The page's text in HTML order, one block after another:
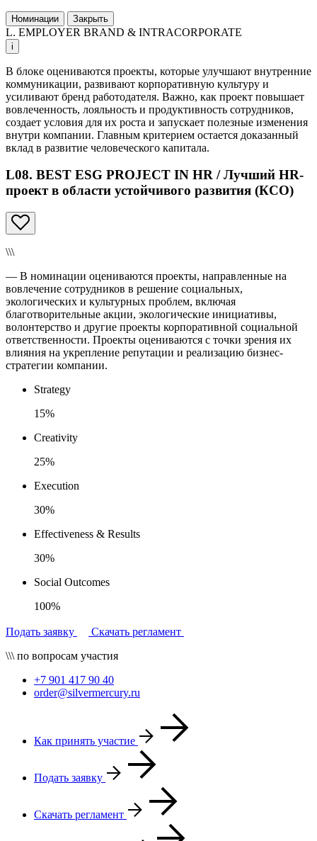
Номинации Закрыть
L. EMPLOYER BRAND & INTRACORPORATE
i
В блоке оцениваются проекты, которые улучшают внутренние
коммуникации, развивают корпоративную культуру и
усиливают бренд работодателя. Важно, как проект повышает
вовлеченность, лояльность и продуктивность сотрудников,
создает условия для их роста и запускает полезные изменения
внутри компании. Главным критерием остается доказанный
вклад в развитие человеческого капитала.
L08. BEST ESG PROJECT IN HR / Лучший HR-
проект в области устойчивого развития (КСО)
\\\
— В номинации оцениваются проекты, направленные на
вовлечение сотрудников в решение социальных,
экологических и культурных проблем, включая
благотворительные акции, экологические инициативы,
волонтерство и другие проекты корпоративной социальной
ответственности. Проекты оцениваются с точки зрения их
влияния на укрепление репутации и реализацию бизнес-
стратегии компании.
Strategy
15%
Creativity
25%
Execution
30%
Effectiveness & Results
30%
Social Outcomes
100%
Подать заявку
Скачать регламент
\\\ по вопросам участия
+7 901 417 90 40
order@silvermercury.ru
Как принять участие
Подать заявку
Скачать регламент